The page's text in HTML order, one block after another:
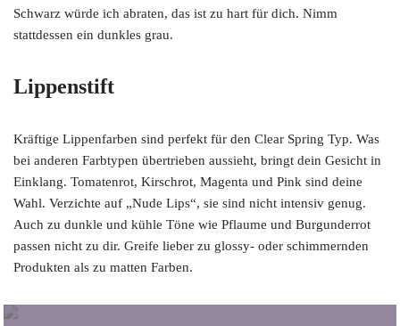
Schwarz würde ich abraten, das ist zu hart für dich. Nimm
stattdessen ein dunkles grau.
Lippenstift
Kräftige Lippenfarben sind perfekt für den Clear Spring Typ. Was
bei anderen Farbtypen übertrieben aussieht, bringt dein Gesicht in
Einklang. Tomatenrot, Kirschrot, Magenta und Pink sind deine
Wahl. Verzichte auf „Nude Lips“, sie sind nicht intensiv genug.
Auch zu dunkle und kühle Töne wie Pflaume und Burgunderrot
passen nicht zu dir. Greife lieber zu glossy- oder schimmernden
Produkten als zu matten Farben.